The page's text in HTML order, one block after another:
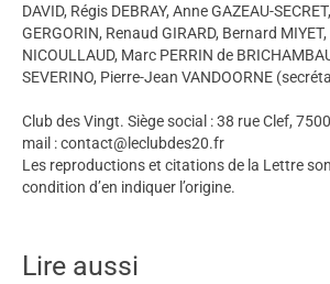
DAVID, Régis DEBRAY, Anne GAZEAU-
GERGORIN, Renaud GIRARD, Bernard
NICOULLAUD, Marc PERRIN de
SEVERINO, Pierre-Jean VANDOORNE
Club des Vingt. Siège social : 38 rue Clef,
mail : contact@leclubdes20.fr
Les reproductions et citations de la Lettre
condition d’en indiquer l’origine.
Lire aussi